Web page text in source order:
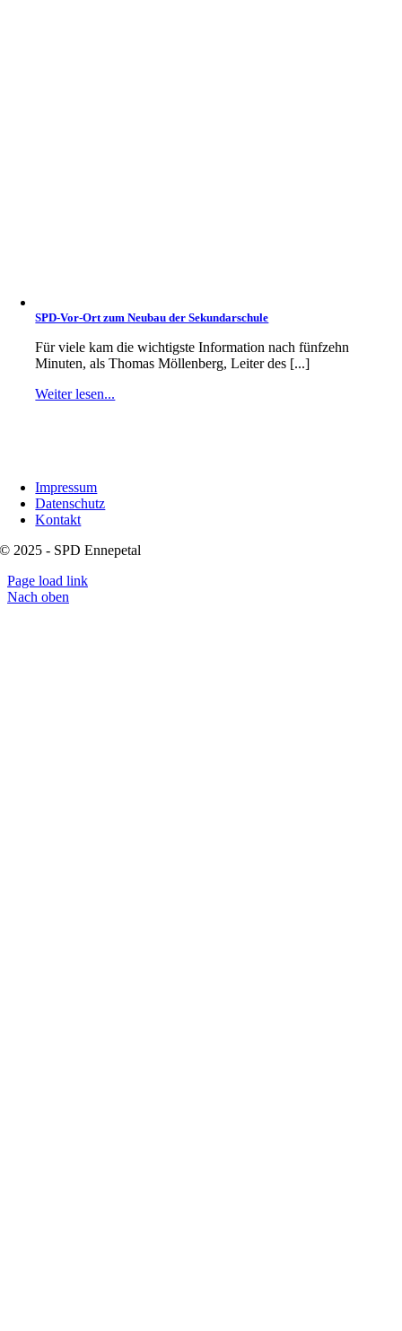
SPD-Vor-Ort zum Neubau der Sekundarschule
Für viele kam die wichtigste Information nach fünfzehn
Minuten, als Thomas Möllenberg, Leiter des [...]
Weiter lesen...
Impressum
Datenschutz
Kontakt
© 2025 - SPD Ennepetal
Page load link
Nach oben